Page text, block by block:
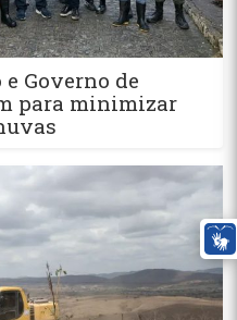
Governo de
para minimizar